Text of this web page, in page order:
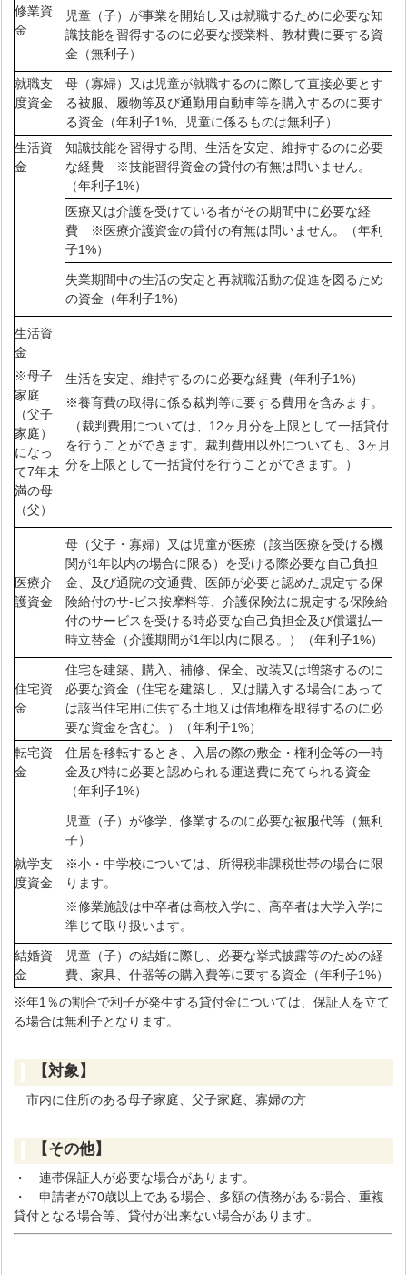
修業資
金
児童（子）が事業を開始し又は就職するために必要な知
識技能を習得するのに必要な授業料、教材費に要する資
金（無利子）
就職支
度資金
母（寡婦）又は児童が就職するのに際して直接必要とす
る被服、履物等及び通勤用自動車等を購入するのに要す
る資金（年利子1%、児童に係るものは無利子）
生活資
金
知識技能を習得する間、生活を安定、維持するのに必要
な経費 ※技能習得資金の貸付の有無は問いません。
（年利子1%）
医療又は介護を受けている者がその期間中に必要な経
費 ※医療介護資金の貸付の有無は問いません。（年利
子1%）
失業期間中の生活の安定と再就職活動の促進を図るため
の資金（年利子1%）
生活資
金
※母子
家庭
（父子
家庭）
になっ
て7年未
満の母
（父）
生活を安定、維持するのに必要な経費（年利子1%）
※養育費の取得に係る裁判等に要する費用を含みます。
（裁判費用については、12ヶ月分を上限として一括貸付
を行うことができます。裁判費用以外についても、3ヶ月
分を上限として一括貸付を行うことができます。）
医療介
護資金
母（父子・寡婦）又は児童が医療（該当医療を受ける機
関が1年以内の場合に限る）を受ける際必要な自己負担
金、及び通院の交通費、医師が必要と認めた規定する保
険給付のサ-ビス按摩料等、介護保険法に規定する保険給
付のサービスを受ける時必要な自己負担金及び償還払一
時立替金（介護期間が1年以内に限る。）（年利子1%）
住宅資
金
住宅を建築、購入、補修、保全、改装又は増築するのに
必要な資金（住宅を建築し、又は購入する場合にあって
は該当住宅用に供する土地又は借地権を取得するのに必
要な資金を含む。）（年利子1%）
転宅資
金
住居を移転するとき、入居の際の敷金・権利金等の一時
金及び特に必要と認められる運送費に充てられる資金
（年利子1%）
就学支
度資金
児童（子）が修学、修業するのに必要な被服代等（無利
子）
※小・中学校については、所得税非課税世帯の場合に限
ります。
※修業施設は中卒者は高校入学に、高卒者は大学入学に
準じて取り扱います。
結婚資
金
児童（子）の結婚に際し、必要な挙式披露等のための経
費、家具、什器等の購入費等に要する資金（年利子1%）
※年1％の割合で利子が発生する貸付金については、保証人を立て
る場合は無利子となります。
【対象】
市内に住所のある母子家庭、父子家庭、寡婦の方
【その他】
・ 連帯保証人が必要な場合があります。
・ 申請者が70歳以上である場合、多額の債務がある場合、重複
貸付となる場合等、貸付が出来ない場合があります。